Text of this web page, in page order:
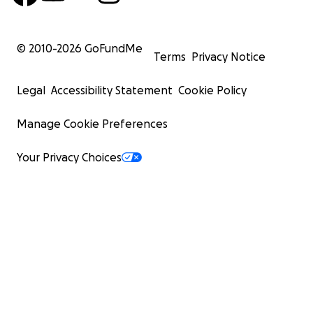
نحتاج لمن يقف إلى جانبنا، نحتاج من يأخذ بيدنا.
معاناتنا.
© 2010-2026 GoFundMe
Terms Privacy Notice
Legal Accessibility Statement Cookie Policy
Manage Cookie Preferences
Your Privacy Choices